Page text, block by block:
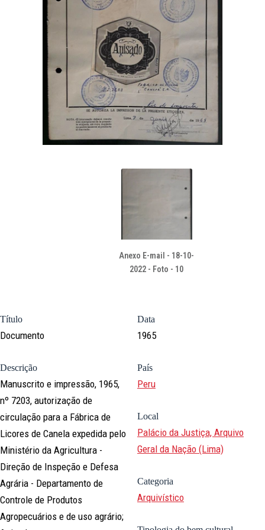
Anexo E-mail - 18-10-
2022 - Foto - 10
Título
Documento
Descrição
Manuscrito e impressão, 1965,
nº 7203, autorização de
circulação para a Fábrica de
Licores de Canela expedida pelo
Ministério da Agricultura -
Direção de Inspeção e Defesa
Agrária - Departamento de
Controle de Produtos
Agropecuários e de uso agrário;
Data
1965
País
Peru
Local
Palácio da Justiça, Arquivo
Geral da Nação (Lima)
Categoria
Arquivístico